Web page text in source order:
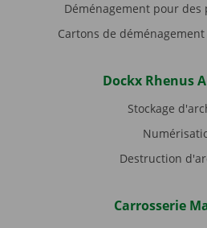
Déménagement pour des
Cartons de
Dockx Rhenus
Stockage
Destruction
Carrosserie